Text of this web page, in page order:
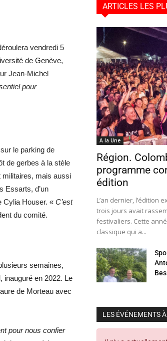
vendredi 5
de Genève,
Jean-Michel
pour
le parking de
de gerbes à la stèle
militaires, mais aussi
Essarts, d’un
Cylia Houser. « C’est
du comité.
semaines,
inauguré en 2022. Le
de Morteau avec
pour nous confier
ARTICLES LES
A la Une
Région.
programme
édition
L’an dernier, l’édition
trois jours avait
festivaliers. Cette
classique qui a...
LES ÉVÉNEMENTS